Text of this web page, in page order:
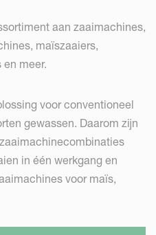
aan zaaimachines,
maïszaaiers,
meer.
voor conventioneel
gewassen. Daarom zijn
in één werkgang en
voor maïs,
geïntegreerde